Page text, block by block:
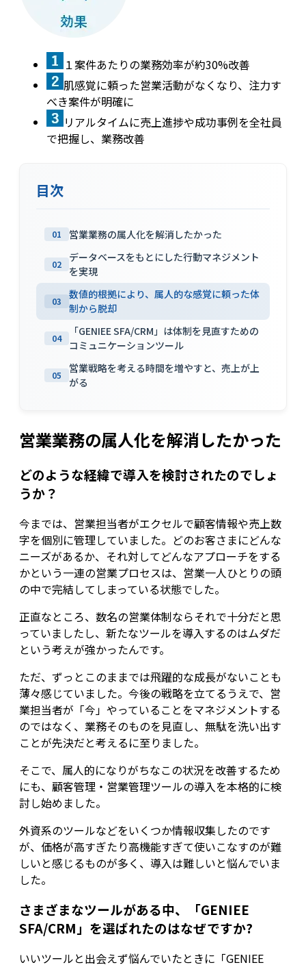
１案件あたりの業務効率が約30%改善
肌感覚に頼った営業活動がなくなり、注力す
べき案件が明確に
リアルタイムに売上進捗や成功事例を全社員
で把握し、業務改善
目次
01 営業業務の属人化を解消したかった
02
データベースをもとにした行動マネジメント
を実現
03
数値的根拠により、属人的な感覚に頼った体
制から脱却
04
「GENIEE SFA/CRM」は体制を見直すための
コミュニケーションツール
05
営業戦略を考える時間を増やすと、売上が上
がる
営業業務の属人化を解消したかった
どのような経緯で導入を検討されたのでしょ
うか？
今までは、営業担当者がエクセルで顧客情報や売上数
字を個別に管理していました。どのお客さまにどんな
ニーズがあるか、それ対してどんなアプローチをする
かという一連の営業プロセスは、営業一人ひとりの頭
の中で完結してしまっている状態でした。
正直なところ、数名の営業体制ならそれで十分だと思
っていましたし、新たなツールを導入するのはムダだ
という考えが強かったんです。
ただ、ずっとこのままでは飛躍的な成長がないことも
薄々感じていました。今後の戦略を立てるうえで、営
業担当者が「今」やっていることをマネジメントする
のではなく、業務そのものを見直し、無駄を洗い出す
ことが先決だと考えるに至りました。
そこで、属人的になりがちなこの状況を改善するため
にも、顧客管理・営業管理ツールの導入を本格的に検
討し始めました。
外資系のツールなどをいくつか情報収集したのです
が、価格が高すぎたり高機能すぎて使いこなすのが難
しいと感じるものが多く、導入は難しいと悩んでいま
した。
さまざまなツールがある中、「GENIEE
SFA/CRM」を選ばれたのはなぜですか?
いいツールと出会えず悩んでいたときに「GENIEE